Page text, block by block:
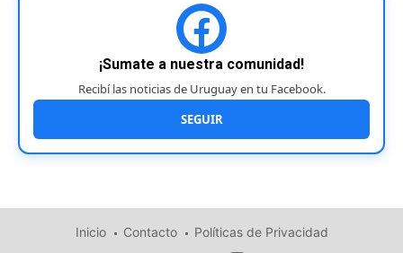
¡Sumate a nuestra comunidad!
Recibí las noticias de Uruguay en tu Facebook.
SEGUIR
Inicio Contacto Políticas de Privacidad